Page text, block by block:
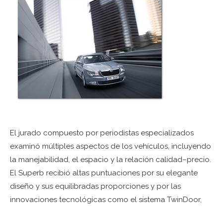
El jurado compuesto por periodistas especializados
examinó múltiples aspectos de los vehículos, incluyendo
la manejabilidad, el espacio y la relación calidad–precio.
El Superb recibió altas puntuaciones por su elegante
diseño y sus equilibradas proporciones y por las
innovaciones tecnológicas como el sistema TwinDoor,